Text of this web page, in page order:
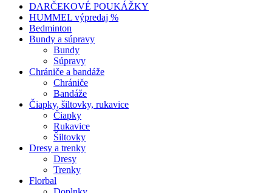
DARČEKOVÉ POUKÁŽKY
HUMMEL výpredaj %
Bedminton
Bundy a súpravy
Bundy
Súpravy
Chrániče a bandáže
Chrániče
Bandáže
Čiapky, šiltovky, rukavice
Čiapky
Rukavice
Šiltovky
Dresy a trenky
Dresy
Trenky
Florbal